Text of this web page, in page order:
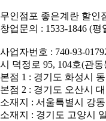
무인점포 좋은계란 할인
창업문의 : 1533-1846 (평
사업자번호 : 740-93-
시 덕정로 95, 104호(관동
본점 1 : 경기도 화성시
본점 2 : 경기도 오산시
소재지 : 서울특별시 강
소재지 : 경기도 고양시